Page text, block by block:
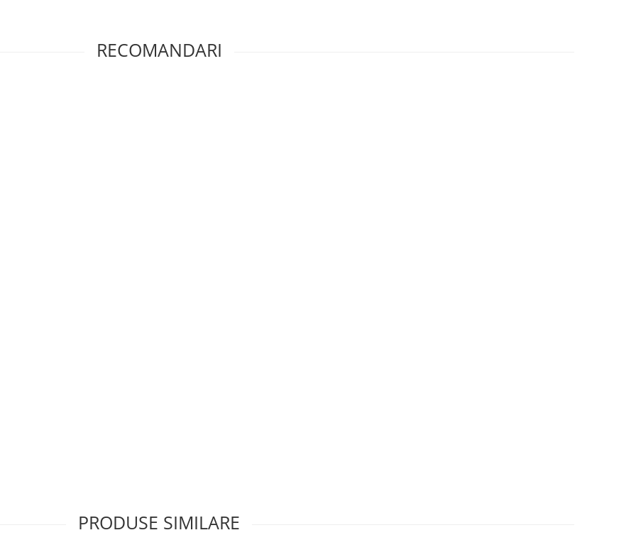
RECOMANDARI
PRODUSE SIMILARE